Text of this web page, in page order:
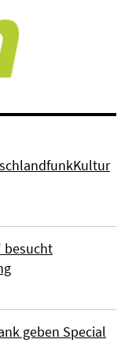
besucht
geben Special